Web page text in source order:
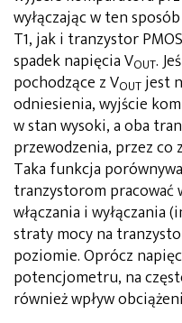
wyłączając w ten
T1, jak i tranzystor
spadek napięcia VOUT.
pochodzące z VOUTjest
odniesienia, wyjście
w stan wysoki, a oba
przewodzenia, przez co
Taka funkcja
tranzystorom pracować
włączania i wyłączania
straty mocy na
poziomie. Oprócz
potencjometru, na
również wpływ